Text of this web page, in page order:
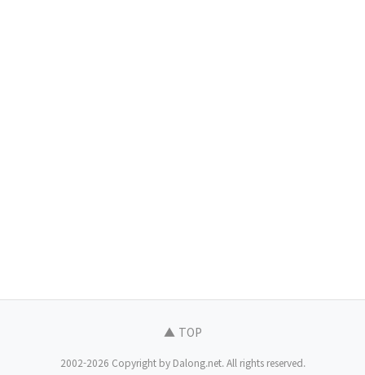
▲ TOP
2002-2026 Copyright by Dalong.net. All rights reserved.